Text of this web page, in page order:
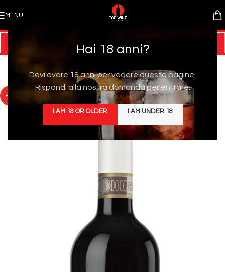
Hai 18 anni?
Devi avere 18 anni per vedere queste pagine.
Rispondi alla nostra domanda per entrare.
I AM 18 OR OLDER I AM UNDER 18
MENU
HOT